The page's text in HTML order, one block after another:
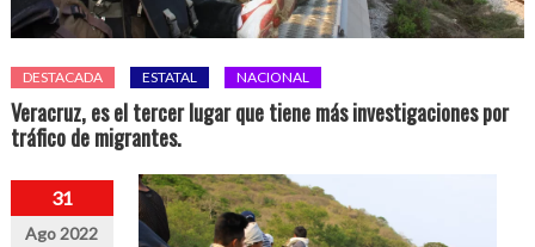
DESTACADA ESTATAL NACIONAL
Veracruz, es el tercer lugar que tiene más investigaciones por
tráfico de migrantes.
31
Ago 2022